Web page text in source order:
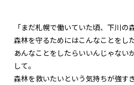
「まだ札幌で働いていた頃、下川の
森林を守るためにはこんなことをし
あんなことをしたらいいんじゃない
して。
森林を救いたいという気持ちが強す